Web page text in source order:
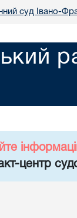
суд Івано-
центр